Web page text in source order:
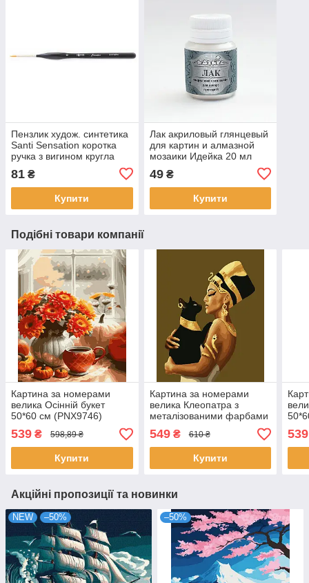
Пензлик худож. синтетика
Santi Sensation коротка
ручка з вигином кругла
81 ₴
Купити
Лак акриловый глянцевый
для картин и алмазной
мозаики Идейка 20 мл
49₴
Купити
Подібні товари компанії
Картина за номерами
велика Осінній букет
50*60 см (PNX9746)
539 ₴ 598,89 ₴
Купити
Картина за номерами
велика Клеопатра з
металізованими фарбами
50*60 см (PNX6131)
549₴ 610 ₴
Купити
539
Акційні пропозиції та новинки
NEW –50% –50%